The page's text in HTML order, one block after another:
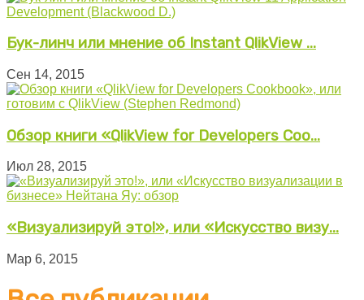
Бук-линч или мнение об Instant QlikView ...
Сен 14, 2015
Обзор книги «QlikView for Developers Coo...
Июл 28, 2015
«Визуализируй это!», или «Искусство визу...
Мар 6, 2015